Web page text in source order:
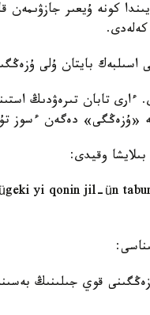
كونە ۇيعىر جازۋىمەن
كەلەدى.
اسىلبەك بايتان ۇلى
ءارى تابان تىرەۋدىڭ
«ۇزەڭگى» دەگەن ءسوز
وقيدى:
قوي جىلىنىڭ